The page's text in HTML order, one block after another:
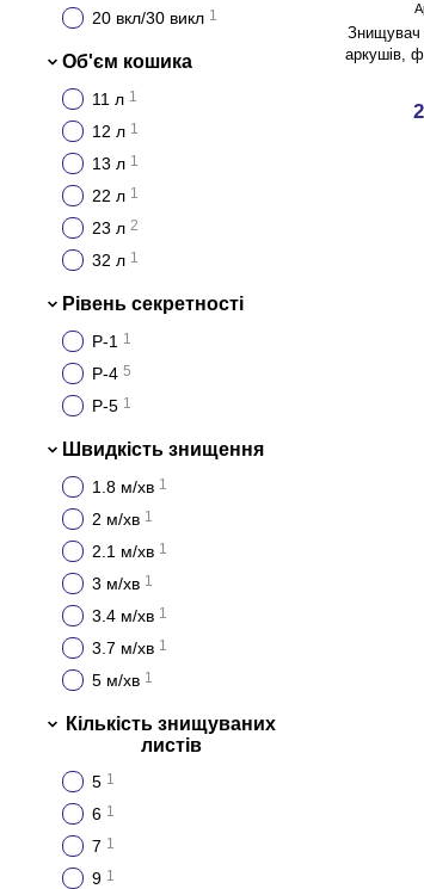
Знищувач
аркушів,
20 вкл/30 викл 1
Об'єм кошика
11 л 1
12 л 1
13 л 1
22 л 1
23 л 2
32 л 1
Рівень секретності
P-1 1
P-4 5
P-5 1
Швидкість знищення
1.8 м/хв 1
2 м/хв 1
2.1 м/хв 1
3 м/хв 1
3.4 м/хв 1
3.7 м/хв 1
5 м/хв 1
Кількість знищуваних
листів
5 1
6 1
7 1
9 1